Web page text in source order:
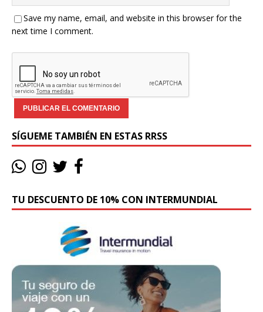
Save my name, email, and website in this browser for the
next time I comment.
SÍGUEME TAMBIÉN EN ESTAS RRSS
TU DESCUENTO DE 10% CON INTERMUNDIAL